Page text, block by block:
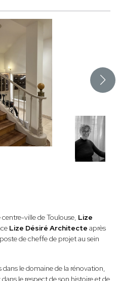
ville de Toulouse, Lize
Lize Désiré Architecte après
de cheffe de projet au sein
le domaine de la rénovation,